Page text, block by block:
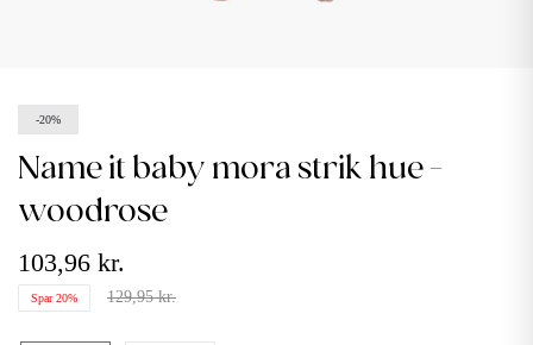
-20%
name it baby mora strik hue -
woodrose
103,96 kr.
Spar 20% 129,95 kr.